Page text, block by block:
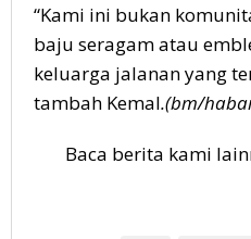
“Kami ini bukan
baju seragam atau
keluarga jalanan yang
tambah Kemal.(bm/
Baca berita kami